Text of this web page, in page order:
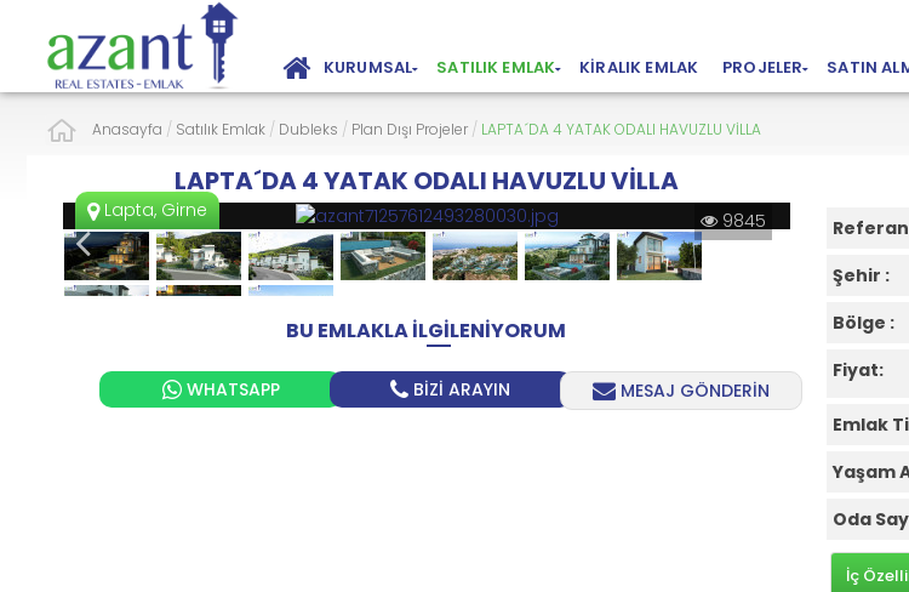
KURUMSAL SATILIK EMLAK KIRALIK EMLAK PROJELER SATIN
Anasayfa / Satılık Emlak / Dubleks / Plan Dışı Projeler / LAPTA´DA 4 YATAK ODALI HAVUZLU VİLLA
LAPTA´DA 4 YATAK ODALI HAVUZLU VİLLA
9845
Lapta, Girne
BU EMLAKLA İLGİLENİYORUM
WHATSAPP BİZİ ARAYIN MESAJ GÖNDERİN
Şehir :
Bölge :
Fiyat:
Emlak
Yaşam
Oda
İç